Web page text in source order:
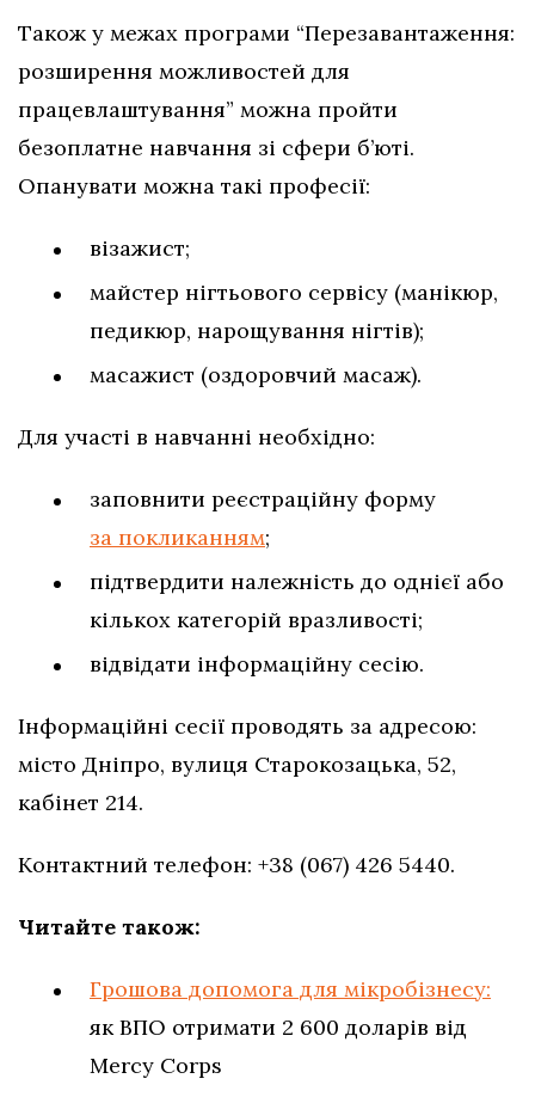
Також у межах програми “Перезавантаження:
розширення можливостей для
працевлаштування” можна пройти
безоплатне навчання зі сфери б’юті.
Опанувати можна такі професії:
візажист;
майстер нігтьового сервісу (манікюр,
педикюр, нарощування нігтів);
масажист (оздоровчий масаж).
Для участі в навчанні необхідно:
заповнити реєстраційну форму
за покликанням;
підтвердити належність до однієї або
кількох категорій вразливості;
відвідати інформаційну сесію.
Інформаційні сесії проводять за адресою:
місто Дніпро, вулиця Старокозацька, 52,
кабінет 214.
Контактний телефон: +38 (067) 426 5440.
Читайте також:
Грошова допомога для мікробізнесу:
як ВПО отримати 2 600 доларів від
Mercy Corps